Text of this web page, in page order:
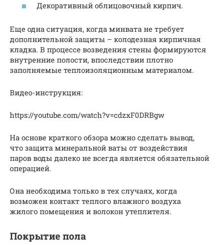
Декоративный облицовочный кирпич.
Еще одна ситуация, когда минвата не требует
дополнительной защиты – колодезная кирпичная
кладка. В процессе возведения стены формируются
внутренние полости, впоследствии плотно
заполняемые теплоизоляционным материалом.
Видео-инструкция:
https://youtube.com/watch?v=cdzxF0DRBgw
На основе краткого обзора можно сделать вывод,
что защита минеральной ваты от воздействия
паров воды далеко не всегда является обязательной
операцией.
Она необходима только в тех случаях, когда
возможен контакт теплого влажного воздуха
жилого помещения и волокон утеплителя.
Покрытие пола